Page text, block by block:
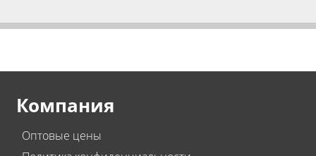
Компания
Оптовые цены